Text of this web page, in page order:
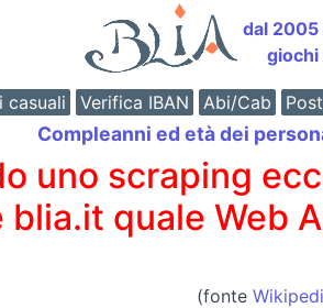
dal
giochi
casuali Verifica IBAN Abi/Cab
Compleanni ed età dei
uno scraping
blia.it quale Web
(fonte